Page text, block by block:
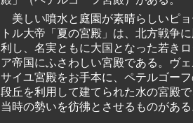
美しい噴水と庭園が素晴らしいピ
トル大帝「夏の宮殿」は、北方戦争
利し、名実ともに大国となった若き
ア帝国にふさわしい宮殿である。ヴ
サイユ宮殿をお手本に、ペテルゴー
段丘を利用して建てられた水の宮殿
当時の勢いを彷彿とさせるものがあ